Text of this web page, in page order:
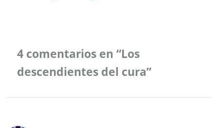
4 comentarios en “Los
descendientes del cura”